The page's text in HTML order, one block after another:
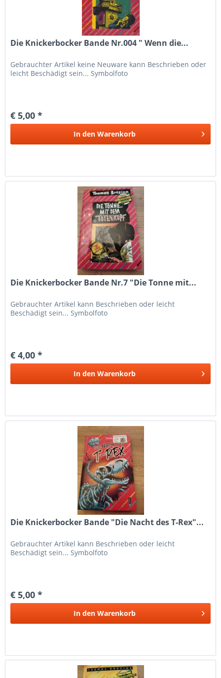
Die Knickerbocker Bande Nr.004 " Wenn die...
Gebrauchter Artikel keine Neuware kann Beschrieben oder
leicht Beschädigt sein... Symbolfoto
€ 5,00 *
In den Warenkorb
Die Knickerbocker Bande Nr.7 "Die Tonne mit...
Gebrauchter Artikel kann Beschrieben oder leicht
Beschädigt sein... Symbolfoto
€ 4,00 *
In den Warenkorb
Die Knickerbocker Bande "Die Nacht des T-Rex"...
Gebrauchter Artikel kann Beschrieben oder leicht
Beschädigt sein... Symbolfoto
€ 5,00 *
In den Warenkorb